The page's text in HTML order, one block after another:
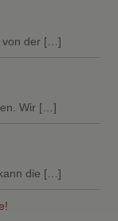
von der […]
Wir […]
die […]